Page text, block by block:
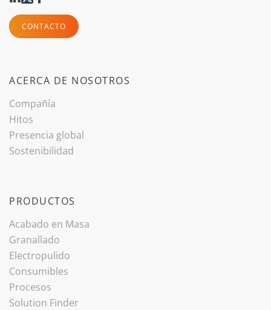
CONTACTO
ACERCA DE NOSOTROS
Compañía
Hitos
Presencia global
Sostenibilidad
PRODUCTOS
Acabado ­en Masa
Granallado
Electropulido
Consumibles
Procesos
Solution Finder